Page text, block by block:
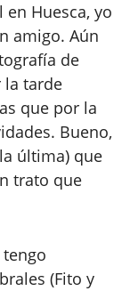
Huesca, yo
amigo. Aún
de
la tarde
que por la
Bueno,
última) que
trato que
(Fito y